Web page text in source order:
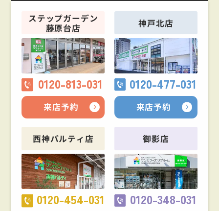
ステップガーデン
藤原台店
0120-813-031
来店予約
神戸北店
0120-477-031
来店予約
西神パルティ店
0120-454-031
御影店
0120-348-031